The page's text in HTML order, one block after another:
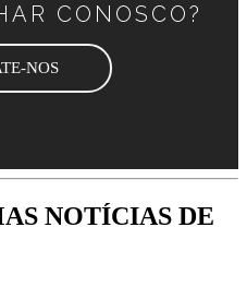
CONOSCO?
NOS
NOTÍCIAS DE